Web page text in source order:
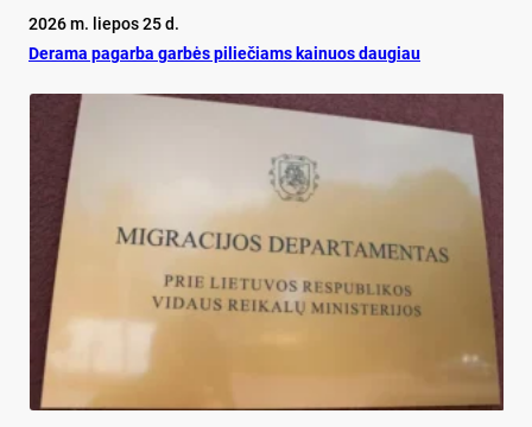
2026 m. liepos 25 d.
De­ra­ma pa­gar­ba gar­bės pi­lie­čiams kai­nuos dau­giau